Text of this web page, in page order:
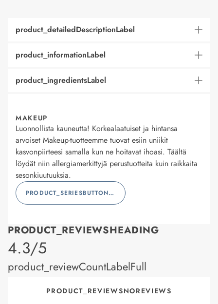
product_detailedDescriptionLabel
product_informationLabel
product_ingredientsLabel
MAKEUP
Luonnollista kauneutta! Korkealaatuiset ja hintansa
arvoiset Makeup-tuotteemme tuovat esiin uniikit
kasvonpiirteesi samalla kun ne hoitavat ihoasi. Täältä
löydät niin allergiamerkittyjä perustuotteita kuin raikkaita
sesonkiuutuuksia.
PRODUCT_SERIESBUTTONLABEL
PRODUCT_REVIEWSHEADING
product_rating
4.3/5
product_reviewCountLabelFull
PRODUCT_REVIEWSNOREVIEWS